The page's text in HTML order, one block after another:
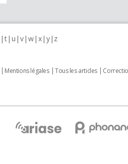
t u v w x y z
Mentions légales Tous les articles